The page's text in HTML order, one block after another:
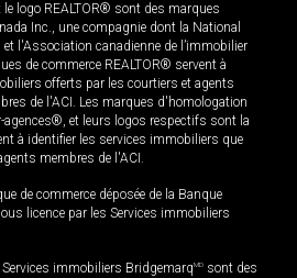
le logo REALTOR® sont des marques
Inc., une compagnie dont la National
l'Association canadienne de l’immobilier
de commerce REALTOR® servent à
offerts par les courtiers et agents
de l'ACI. Les marques d'homologation
et leurs logos respectifs sont la
à identifier les services immobiliers que
membres de l'ACI.
de commerce déposée de la Banque
licence par les Services immobiliers
immobiliers BridgemarqMD sont des